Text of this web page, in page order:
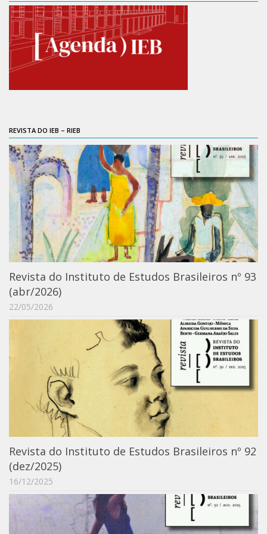
Contratos
PCA
Divisão Administrativa Financeira
Acervo
Arquivo
Sobre
Catálogo on-line
Consulta/Normas
Ações e Parcerias
Eventos
6º CIEAMP
Exposições
Movimentos Estudantis
Biblioteca
Sobre
Biblioteca Digital
Dedalus
Mecila
Red BAALC
Coleção de Artes Visuais
Sobre
REVISTA DO IEB – RIEB
Revista do Instituto de Estudos Brasileiros nº 93
(abr/2026)
22/05/2026
Revista do Instituto de Estudos Brasileiros nº 92
(dez/2025)
16/12/2025